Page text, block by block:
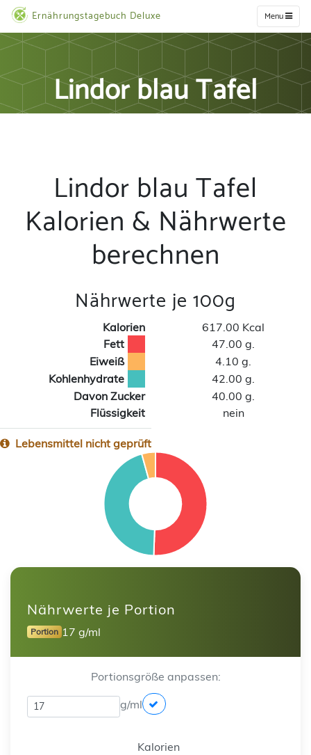
Ernährungstagebuch Deluxe Menu
Lindor blau Tafel
Lindor blau Tafel
Kalorien & Nährwerte
berechnen
Nährwerte je 100g
Kalorien
617.00 Kcal
Fett
47.00 g.
Eiweiß
4.10 g.
Kohlenhydrate
42.00 g.
Davon Zucker
40.00 g.
Flüssigkeit
nein
Lebensmittel nicht geprüft
Nährwerte je Portion
Portion 17 g/ml
Portionsgröße anpassen:
g/ml
Kalorien